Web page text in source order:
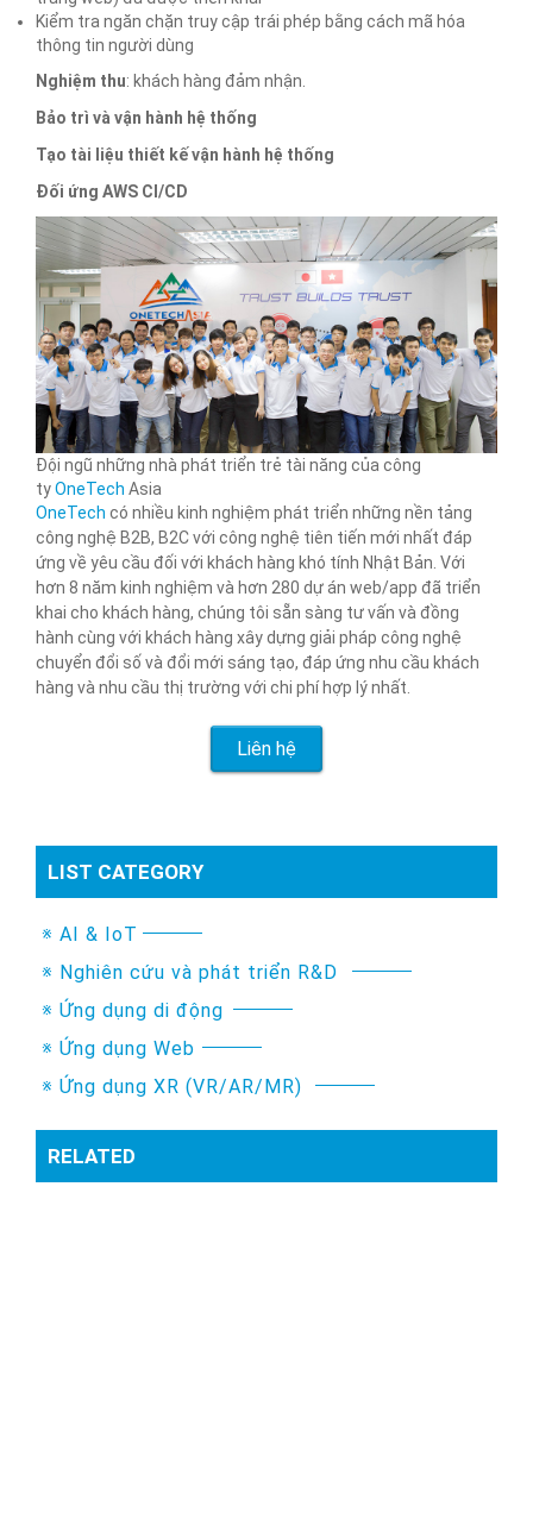
Kiểm tra ngăn chặn truy cập trái phép bằng cách mã hóa
thông tin người dùng
Nghiệm thu: khách hàng đảm nhận.
Bảo trì và vận hành hệ thống
Tạo tài liệu thiết kế vận hành hệ thống
Đối ứng AWS CI/CD
Đội ngũ những nhà phát triển trẻ tài năng của công
tyOneTech Asia
OneTech có nhiều kinh nghiệm phát triển những nền tảng
công nghệ B2B, B2C với công nghệ tiên tiến mới nhất đáp
ứng về yêu cầu đối với khách hàng khó tính Nhật Bản. Với
hơn 8 năm kinh nghiệm và hơn 280 dự án web/app đã triển
khai cho khách hàng, chúng tôi sẵn sàng tư vấn và đồng
hành cùng với khách hàng xây dựng giải pháp công nghệ
chuyển đổi số và đổi mới sáng tạo, đáp ứng nhu cầu khách
hàng và nhu cầu thị trường với chi phí hợp lý nhất.
Liên hệ
LIST CATEGORY
※ AI & IoT
※ Nghiên cứu và phát triển R&D
※ Ứng dụng di động
※ Ứng dụng Web
※ Ứng dụng XR (VR/AR/MR)
RELATED